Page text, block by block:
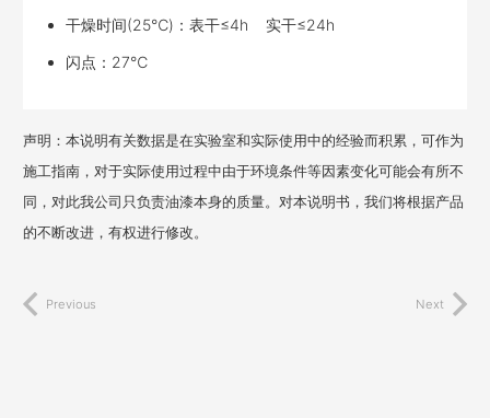
干燥时间(25℃)：表干≤4h 实干≤24h
闪点：27℃
声明：本说明有关数据是在实验室和实际使用中的经验而积累，可作为
施工指南，对于实际使用过程中由于环境条件等因素变化可能会有所不
同，对此我公司只负责油漆本身的质量。对本说明书，我们将根据产品
的不断改进，有权进行修改。
Previous Next